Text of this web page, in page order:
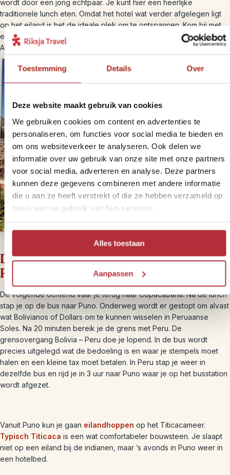
Toestemming Details Over
Deze website maakt gebruik van cookies
We gebruiken cookies om content en advertenties te
personaliseren, om functies voor social media te bieden en
om ons websiteverkeer te analyseren. Ook delen we
informatie over uw gebruik van onze site met onze partners
voor social media, adverteren en analyse. Deze partners
kunnen deze gegevens combineren met andere informatie
die u aan ze heeft verstrekt of die ze hebben verzameld op
basis van uw gebruik van hun services.
Alles toestaan
Aanpassen
wordt door een jong echtpaar. Je kunt hier een heerlijke
traditionele lunch eten. Omdat het hotel wat verder afgelegen ligt
op het eiland is het de ideale plek om te ontspannen. Kom bij met
een boek in de tuin en verwerk de indrukken van vandaag. ’s
Avonds kun je ook dineren in het hotel.
Dag 3 – Isla del Sol – Copacabana –
Puno
De volgende ochtend vaar je terug naar Copacabana. Na de lunch
stap je op de bus naar Puno. Onderweg wordt er gestopt om alvast
wat Bolivianos of Dollars om te kunnen wisselen in Peruaanse
Soles. Na 20 minuten bereik je de grens met Peru. De
grensovergang Bolivia – Peru doe je lopend. In de bus wordt
precies uitgelegd wat de bedoeling is en waar je stempels moet
halen en een kleine tax moet betalen. In Peru stap je weer in
dezelfde bus en rijd je in 3 uur naar Puno waar je op het busstation
wordt afgezet.
Vanuit Puno kun je gaan eilandhoppen op het Titicacameer.
Typisch Titicaca is een wat comfortabeler bouwsteen. Je slaapt
niet op een eiland bij de indianen, maar ’s avonds in Puno weer in
een hotelbed.